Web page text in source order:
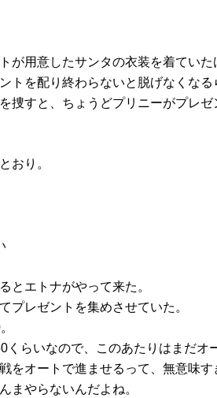
が用意したサンタの衣装を着ていた
トを配り終わらないと脱げなくなる
捜すと、ちょうどプリニーがプレ
おり。
とエトナがやって来た。
プレゼントを集めさせていた。
らいなので、このあたりはまだオ
をオートで進ませるって、無意味す
まやらないんだよね。